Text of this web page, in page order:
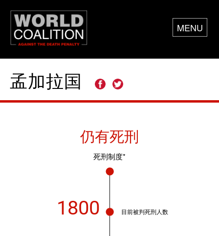
MENU
孟加拉国
仍有死刑
死刑制度*
1800 目前被判死刑人数